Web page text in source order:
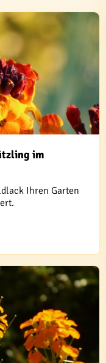
im
Ihren Garten